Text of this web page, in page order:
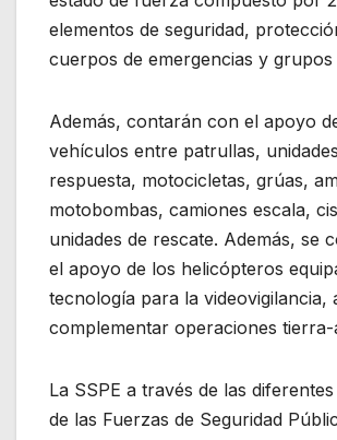
elementos de seguridad,
cuerpos de emergencias y grupos
Además, contarán con el apoyo
vehículos entre patrullas,
respuesta, motocicletas, grúas,
motobombas, camiones escala,
unidades de rescate. Además, se
el apoyo de los helicópteros
tecnología para la videovigilancia,
complementar operaciones tierra-
La SSPE a través de las
de las Fuerzas de Seguridad